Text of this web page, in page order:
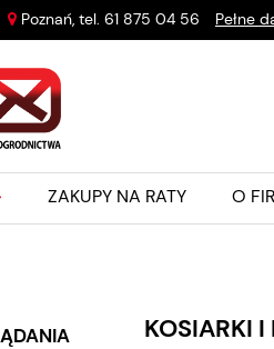
Poznań, tel. 61 875 04 56 Pełne
ZAKUPY NA RATY O
KOSIARKI I